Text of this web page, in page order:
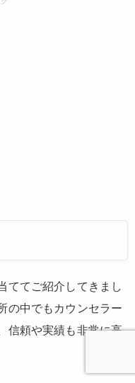
ててご紹介してきまし
の中でもカウンセラー
信頼や実績も非常に高